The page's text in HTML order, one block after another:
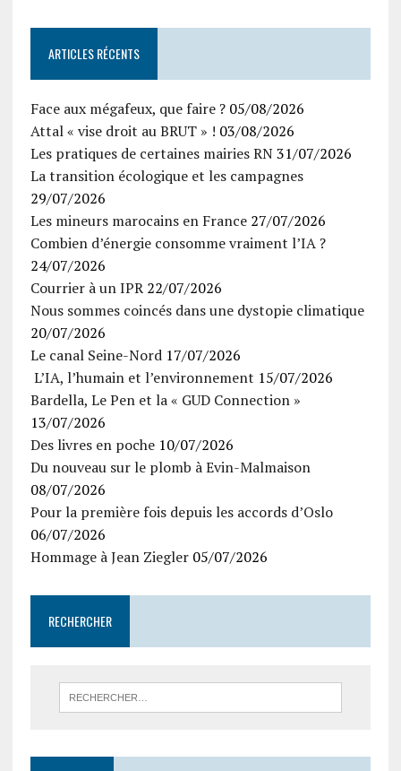
ARTICLES RÉCENTS
Face aux mégafeux, que faire ? 05/08/2026
Attal « vise droit au BRUT » ! 03/08/2026
Les pratiques de certaines mairies RN 31/07/2026
La transition écologique et les campagnes
29/07/2026
Les mineurs marocains en France 27/07/2026
Combien d’énergie consomme vraiment l’IA ?
24/07/2026
Courrier à un IPR 22/07/2026
Nous sommes coincés dans une dystopie climatique
20/07/2026
Le canal Seine-Nord 17/07/2026
L’IA, l’humain et l’environnement 15/07/2026
Bardella, Le Pen et la « GUD Connection »
13/07/2026
Des livres en poche 10/07/2026
Du nouveau sur le plomb à Evin-Malmaison
08/07/2026
Pour la première fois depuis les accords d’Oslo
06/07/2026
Hommage à Jean Ziegler 05/07/2026
RECHERCHER